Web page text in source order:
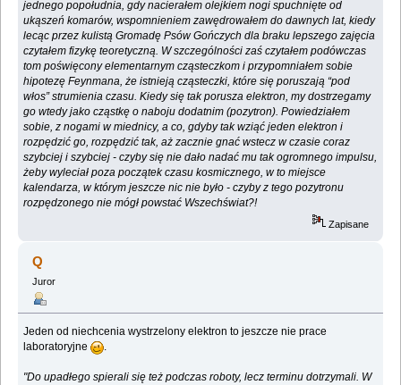
jednego popołudnia, gdy nacierałem olejkiem nogi spuchnięte od
ukąszeń komarów, wspomnieniem zawędrowałem do dawnych lat, kiedy
lecąc przez kulistą Gromadę Psów Gończych dla braku lepszego zajęcia
czytałem fizykę teoretyczną. W szczególności zaś czytałem podówczas
tom poświęcony elementarnym cząsteczkom i przypomniałem sobie
hipotezę Feynmana, że istnieją cząsteczki, które się poruszają “pod
włos” strumienia czasu. Kiedy się tak porusza elektron, my dostrzegamy
go wtedy jako cząstkę o naboju dodatnim (pozytron). Powiedziałem
sobie, z nogami w miednicy, a co, gdyby tak wziąć jeden elektron i
rozpędzić go, rozpędzić tak, aż zacznie gnać wstecz w czasie coraz
szybciej i szybciej - czyby się nie dało nadać mu tak ogromnego impulsu,
żeby wyleciał poza początek czasu kosmicznego, w to miejsce
kalendarza, w którym jeszcze nic nie było - czyby z tego pozytronu
rozpędzonego nie mógł powstać Wszechświat?!
Zapisane
Q
Juror
Jeden od niechcenia wystrzelony elektron to jeszcze nie prace
laboratoryjne
.
"Do upadłego spierali się też podczas roboty, lecz terminu dotrzymali. W